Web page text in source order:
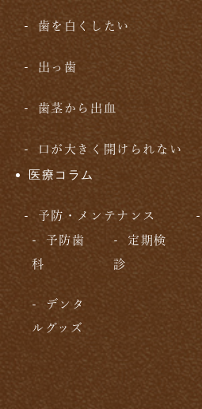
歯を白くしたい
出っ歯
歯茎から出血
口が大きく開けられない
医療コラム
予防・メンテナンス
予防歯
科
定期検
診
デンタ
ルグッズ